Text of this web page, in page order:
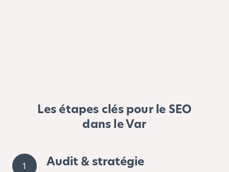
Les étapes clés pour le SEO
dans le Var
1 Audit & stratégie